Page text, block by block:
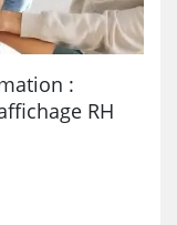
:
RH